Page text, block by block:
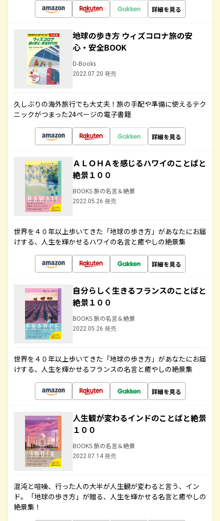
詳細を見る
地球の歩き方 ウィズコロナ旅の安
心・安全BOOK
D-Books
2022.07.20 発売
久しぶりの海外旅行でも大丈夫！旅の手配や準備に使えるテク
ニックがつまった24ページの電子書籍
詳細を見る
ＡＬＯＨＡを感じるハワイのことばと
絶景１００
BOOKS 旅の名言＆絶景
2022.05.26 発売
世界を４０年以上歩いてきた「地球の歩き方」があなたにお届
けする、人生を輝かせるハワイの名言と癒やしの絶景集
詳細を見る
自分らしく生きるフランスのことばと
絶景１００
BOOKS 旅の名言＆絶景
2022.05.26 発売
世界を４０年以上歩いてきた「地球の歩き方」があなたにお届
けする、人生を輝かせるフランスの名言と癒やしの絶景集
詳細を見る
人生観が変わるインドのことばと絶景
１００
BOOKS 旅の名言＆絶景
2022.07.14 発売
混沌と喧噪、行った人の大半が人生観が変わると言う、イン
ド。「地球の歩き方」が贈る、人生を輝かせる名言と癒やしの
絶景集！